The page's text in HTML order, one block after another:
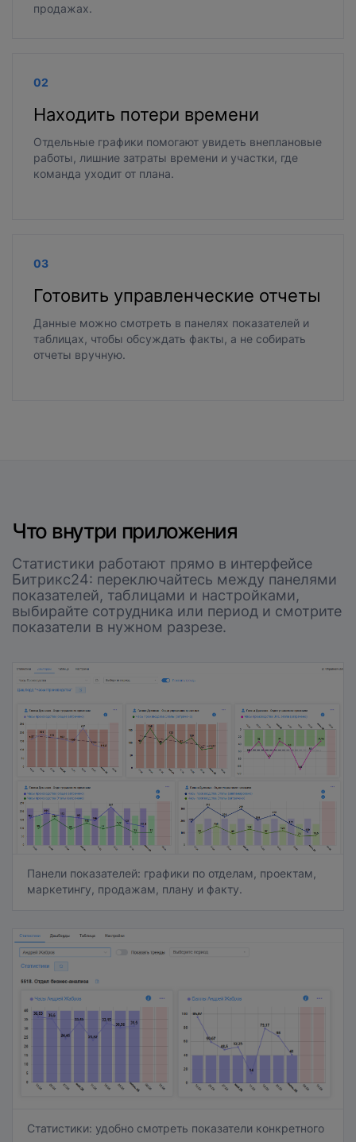
продажах.
02
Находить потери времени
Отдельные графики помогают увидеть внеплановые
работы, лишние затраты времени и участки, где
команда уходит от плана.
03
Готовить управленческие отчеты
Данные можно смотреть в панелях показателей и
таблицах, чтобы обсуждать факты, а не собирать
отчеты вручную.
Что внутри приложения
Статистики работают прямо в интерфейсе
Битрикс24: переключайтесь между панелями
показателей, таблицами и настройками,
выбирайте сотрудника или период и смотрите
показатели в нужном разрезе.
Панели показателей: графики по отделам, проектам,
маркетингу, продажам, плану и факту.
Статистики: удобно смотреть показатели конкретного